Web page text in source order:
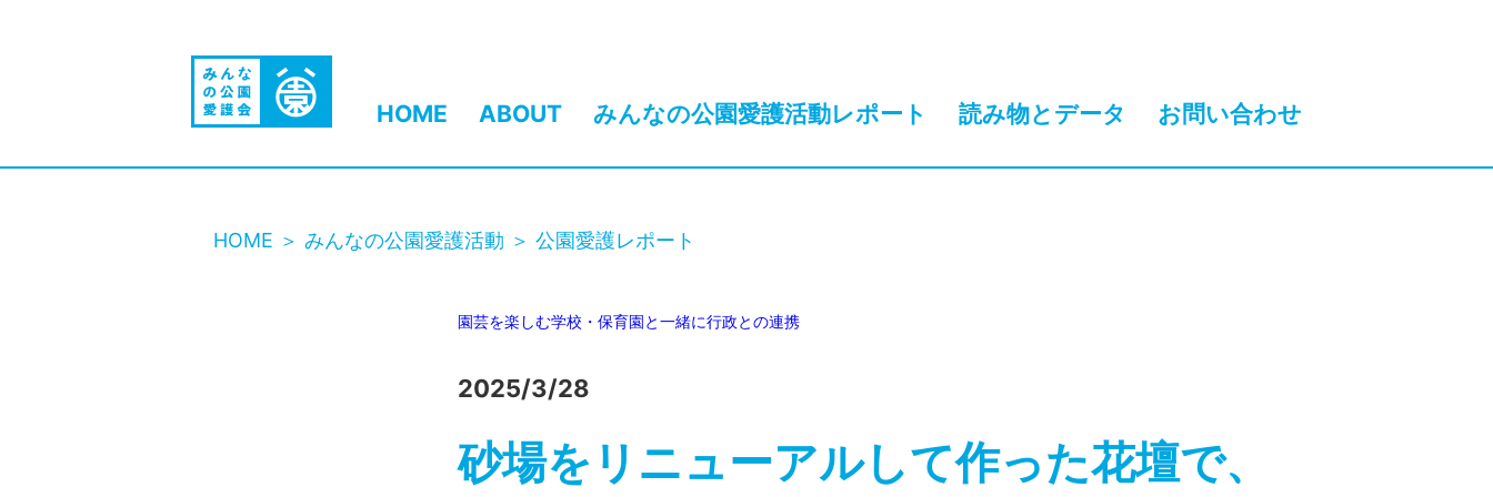
HOME ABOUT みんなの公園愛護活動レポート 読み物とデータ お問い合わせ
HOME みんなの公園愛護活動 公園愛護レポート
園芸を楽しむ学校・保育園と一緒に行政との連携
2025/3/28
砂場をリニューアルして作った花壇で、